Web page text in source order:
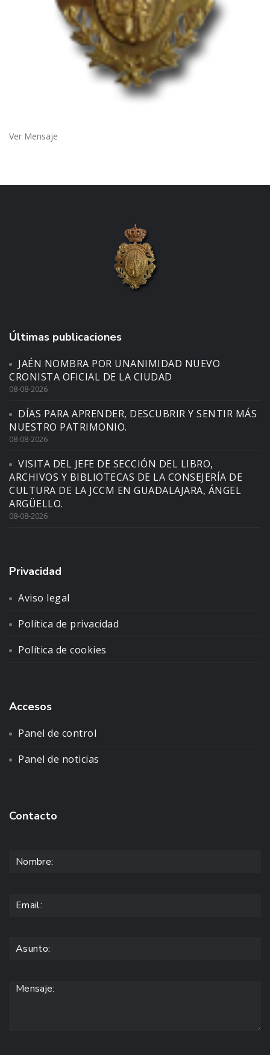
Ver Mensaje
Últimas publicaciones
JAÉN NOMBRA POR UNANIMIDAD NUEVO
CRONISTA OFICIAL DE LA CIUDAD
08-08-2026
DÍAS PARA APRENDER, DESCUBRIR Y SENTIR MÁS
NUESTRO PATRIMONIO.
08-08-2026
VISITA DEL JEFE DE SECCIÓN DEL LIBRO,
ARCHIVOS Y BIBLIOTECAS DE LA CONSEJERÍA DE
CULTURA DE LA JCCM EN GUADALAJARA, ÁNGEL
ARGÜELLO.
08-08-2026
Privacidad
Aviso legal
Política de privacidad
Política de cookies
Accesos
Panel de control
Panel de noticias
Contacto